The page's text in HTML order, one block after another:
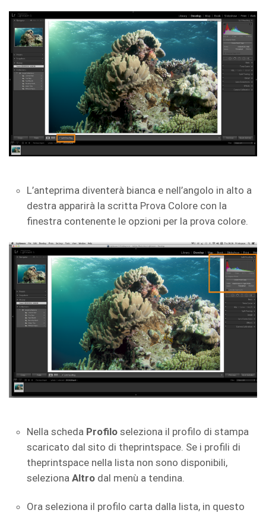
L’anteprima diventerà bianca e nell’angolo in alto a
destra apparirà la scritta Prova Colore con la
finestra contenente le opzioni per la prova colore.
Nella scheda Profilo seleziona il profilo di stampa
scaricato dal sito di theprintspace. Se i profili di
theprintspace nella lista non sono disponibili,
seleziona Altro dal menù a tendina.
Ora seleziona il profilo carta dalla lista, in questo